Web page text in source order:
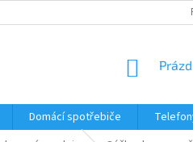
OSOBNÍCH ÚDAJŮ
Domácí spotřebiče